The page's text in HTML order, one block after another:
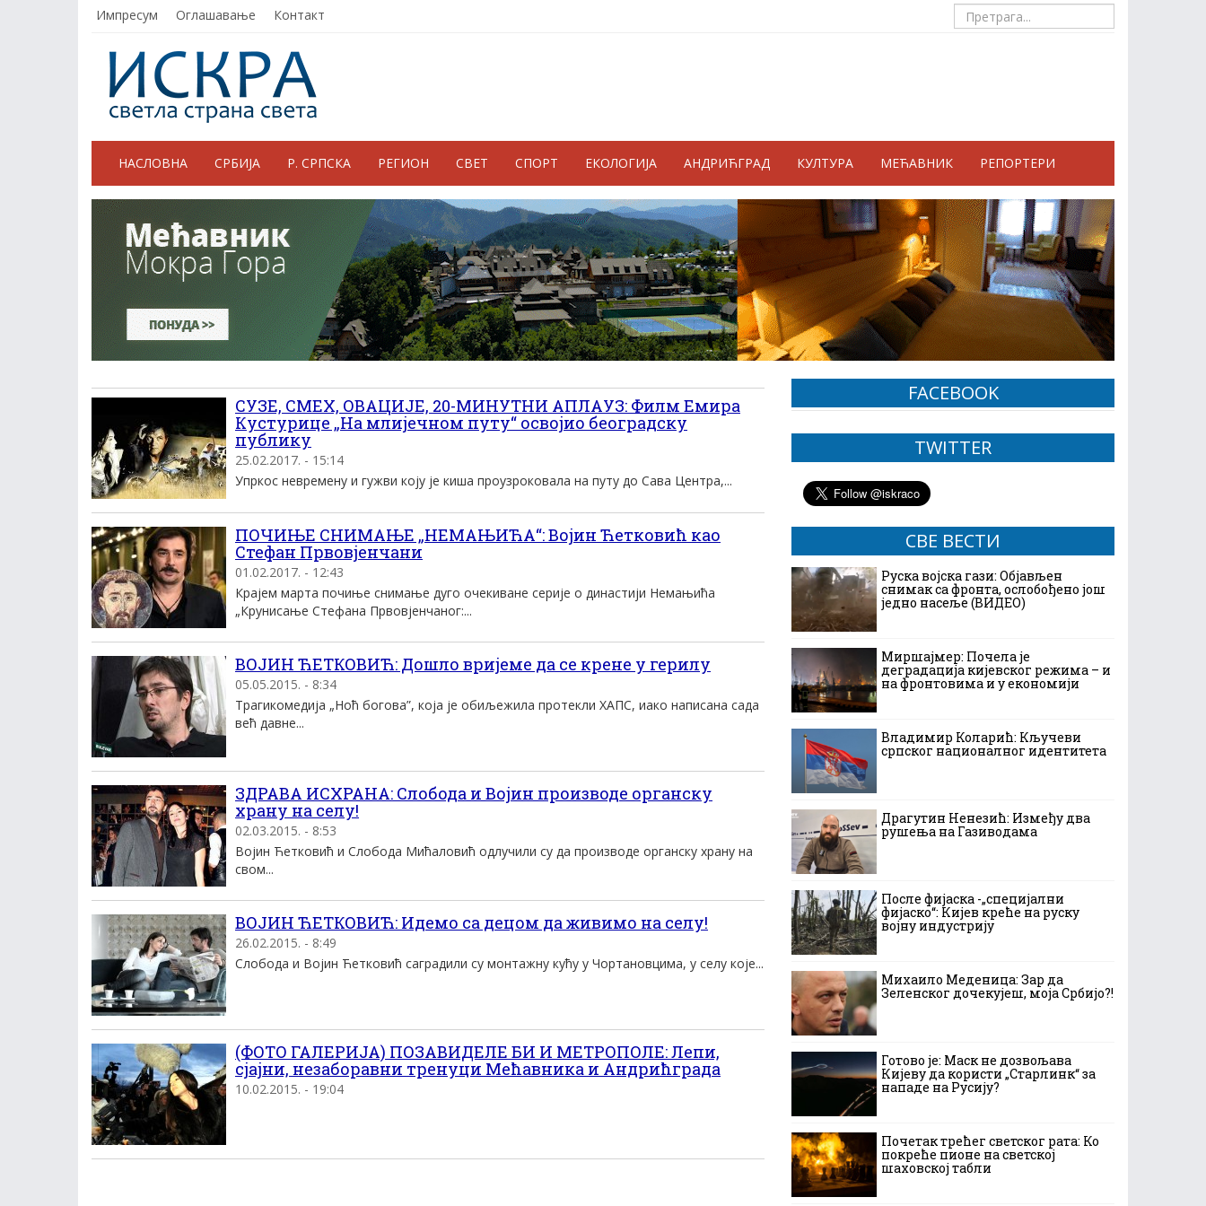
Импресум Оглашавање Контакт
НАСЛОВНА СРБИЈА Р. СРПСКА РЕГИОН СВЕТ СПОРТ ЕКОЛОГИЈА АНДРИЋГРАД КУЛТУРА МЕЋАВНИК РЕПОРТЕРИ
СУЗЕ, СМЕХ, ОВАЦИЈЕ, 20-МИНУТНИ АПЛАУЗ: Филм Емира
Кустурице „На млијечном путу“ освојио београдску
публику
25.02.2017. - 15:14
Упркос невремену и гужви коју је киша проузроковала на путу до Сава Центра,...
ПОЧИЊЕ СНИМАЊЕ „НЕМАЊИЋА“: Војин Ћетковић као
Стефан Првовјенчани
01.02.2017. - 12:43
Крајем марта почиње снимање дуго очекиване серије о династији Немањића
„Крунисање Стефана Првовјенчаног:...
ВОЈИН ЋЕТКОВИЋ: Дошло вријеме да се крене у герилу
05.05.2015. - 8:34
Тра­ги­ко­ме­ди­ја „Ноћ бо­го­ва”, ко­ја је оби­ље­жи­ла про­те­кли ХАПС, иако на­пи­са­на са­да
већ дав­не...
ЗДРАВА ИСХРАНА: Слобода и Војин производе органску
храну на селу!
02.03.2015. - 8:53
Војин Ћетковић и Слобода Мићаловић одлучили су да производе органску храну на
свом...
ВОЈИН ЋЕТКОВИЋ: Идемо са децом да живимо на селу!
26.02.2015. - 8:49
Слобода и Војин Ћетковић саградили су монтажну кућу у Чортановцима, у селу које...
(ФОТО ГАЛЕРИЈА) ПОЗАВИДЕЛЕ БИ И МЕТРОПОЛЕ: Лепи,
сјајни, незаборавни тренуци Мећавника и Андрићграда
10.02.2015. - 19:04
FACEBOOK
TWITTER
СВЕ ВЕСТИ
Руска војска гази: Објављен
снимак са фронта, ослобођено још
једно насеље (ВИДЕО)
Миршајмер: Почела је
деградација кијевског режима – и
на фронтовима и у економији
Владимир Коларић: Кључеви
српског националног идентитета
Драгутин Ненезић: Између два
рушења на Газиводама
После фијаска -„специјални
фијаско“: Кијев креће на руску
војну индустрију
Михаило Меденица: Зар да
Зеленског дочекујеш, моја Србијо?!
Готово је: Маск не дозвољава
Кијеву да користи „Старлинк“ за
нападе на Русију?
Почетак трећег светског рата: Ко
покреће пионе на светској
шаховској табли